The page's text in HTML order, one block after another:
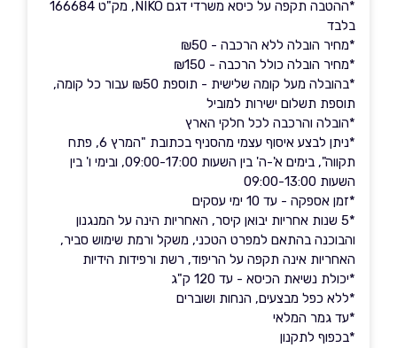
*ההטבה תקפה על כיסא משרדי דגם NIKO, מק"ט 166684
בלבד
*מחיר הובלה ללא הרכבה - ₪50
*מחיר הובלה כולל הרכבה - ₪150
*בהובלה מעל קומה שלישית - תוספת ₪50 עבור כל קומה,
תוספת תשלום ישירות למוביל
*הובלה והרכבה לכל חלקי הארץ
*ניתן לבצע איסוף עצמי מהסניף בכתובת "המרץ 6, פתח
תקווה", בימים א'-ה' בין השעות 09:00-17:00, ובימי ו' בין
השעות 09:00-13:00
*זמן אספקה - עד 10 ימי עסקים
*5 שנות אחריות יבואן קיסר, האחריות הינה על המנגנון
והבוכנה בהתאם למפרט הטכני, משקל ורמת שימוש סביר,
האחריות אינה תקפה על הריפוד, רשת ורפידות הידיות
*יכולת נשיאת הכיסא - עד 120 ק"ג
*ללא כפל מבצעים, הנחות ושוברים
*עד גמר המלאי
*בכפוף לתקנון